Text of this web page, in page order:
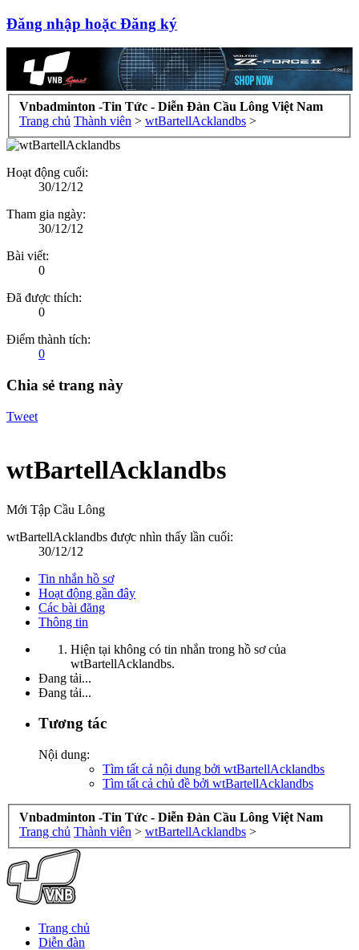
Đăng nhập hoặc Đăng ký
Vnbadminton -Tin Tức - Diễn Đàn Cầu Lông Việt Nam
Trang chủ Thành viên > wtBartellAcklandbs >
Hoạt động cuối:
30/12/12
Tham gia ngày:
30/12/12
Bài viết:
0
Đã được thích:
0
Điểm thành tích:
0
Chia sẻ trang này
Tweet
wtBartellAcklandbs
Mới Tập Cầu Lông
wtBartellAcklandbs được nhìn thấy lần cuối:
30/12/12
Tin nhắn hồ sơ
Hoạt động gần đây
Các bài đăng
Thông tin
Hiện tại không có tin nhắn trong hồ sơ của
wtBartellAcklandbs.
Đang tải...
Đang tải...
Tương tác
Nội dung:
Tìm tất cả nội dung bởi wtBartellAcklandbs
Tìm tất cả chủ đề bởi wtBartellAcklandbs
Vnbadminton -Tin Tức - Diễn Đàn Cầu Lông Việt Nam
Trang chủ Thành viên > wtBartellAcklandbs >
Trang chủ
Diễn đàn